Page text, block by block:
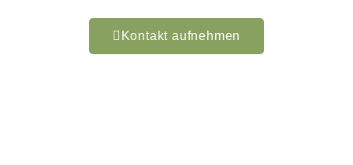
Kontakt aufnehmen